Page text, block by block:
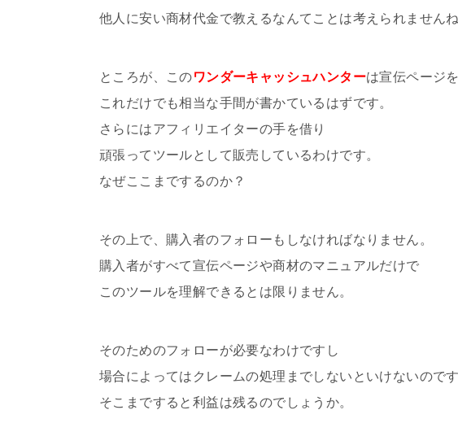
他人に安い商材代金で教えるなんてことは考えられませんね
ところが、このワンダーキャッシュハンターは宣伝ページ
これだけでも相当な手間が書かているはずです。
さらにはアフィリエイターの手を借り
頑張ってツールとして販売しているわけです。
なぜここまでするのか？
その上で、購入者のフォローもしなければなりません。
購入者がすべて宣伝ページや商材のマニュアルだけで
このツールを理解できるとは限りません。
そのためのフォローが必要なわけですし
場合によってはクレームの処理までしないといけないのです
そこまですると利益は残るのでしょうか。